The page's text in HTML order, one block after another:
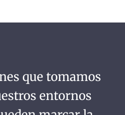
que tomamos
entornos